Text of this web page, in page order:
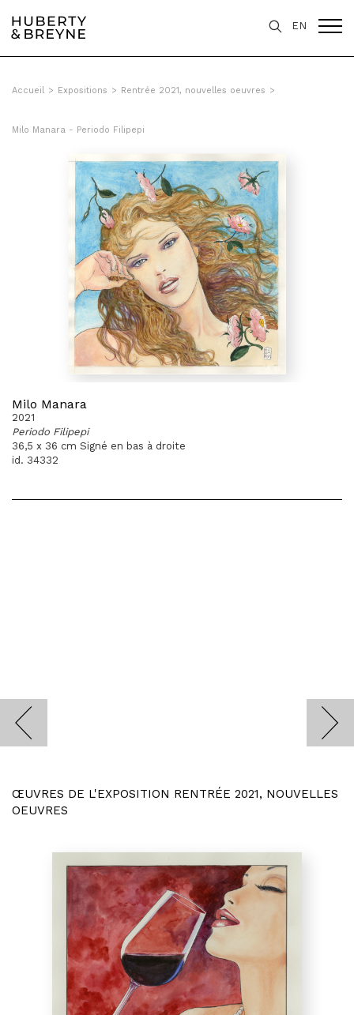
EN
Accueil > Expositions > Rentrée 2021, nouvelles oeuvres >
Milo Manara - Periodo Filipepi
Milo Manara
2021
Periodo Filipepi
36,5 x 36 cm Signé en bas à droite
id. 34332
ŒUVRES DE L'EXPOSITION RENTRÉE 2021, NOUVELLES
OEUVRES